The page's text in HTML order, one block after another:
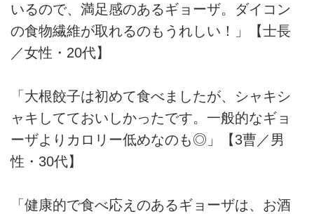
いるので、満足感のあるギョーザ。ダイコン
の食物繊維が取れるのもうれしい！」【士長
／女性・20代】
「大根餃子は初めて食べましたが、シャキシ
ャキしてておいしかったです。一般的なギョ
ーザよりカロリー低めなのも◎」【3曹／男
性・30代】
「健康的で食べ応えのあるギョーザは、お酒